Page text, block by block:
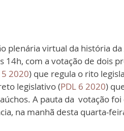
14h, com a votação de dois
5 2020) que regula o rito
legislativo (PDL 6 2020)
A pauta da votação
na manhã desta quarta-